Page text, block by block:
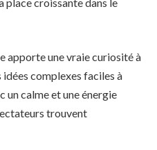
apporte une vraie curiosité à
complexes faciles à
un calme et une énergie
trouvent